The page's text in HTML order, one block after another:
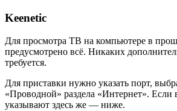
Keenetic
Для просмотра ТВ на компьютере в
предусмотрено всё. Никаких
требуется.
Для приставки нужно указать порт,
«Проводной» раздела «Интернет». Если
указывают здесь же — ниже.